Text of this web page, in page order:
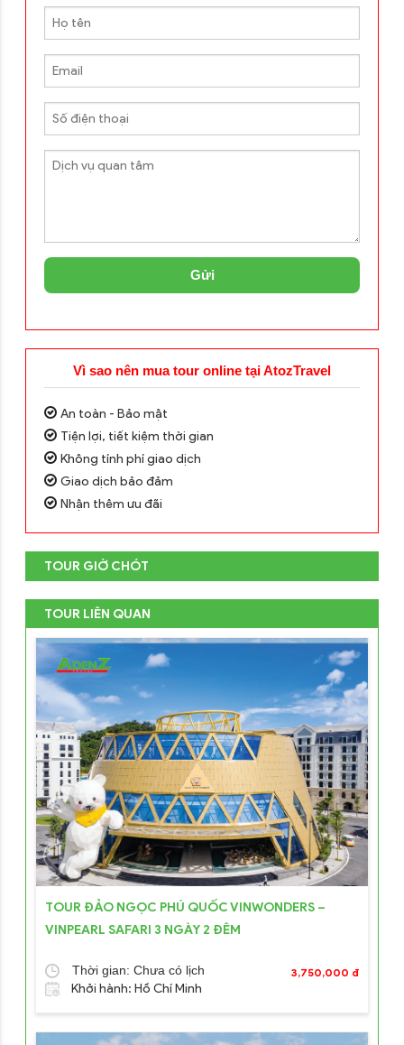
Gửi
Vì sao nên mua tour online tại AtozTravel
An toàn - Bảo mật
Tiện lợi, tiết kiệm thời gian
Không tính phí giao dịch
Giao dịch bảo đảm
Nhận thêm ưu đãi
TOUR GIỜ CHÓT
TOUR LIÊN QUAN
TOUR ĐẢO NGỌC PHÚ QUỐC VINWONDERS –
VINPEARL SAFARI 3 NGÀY 2 ĐÊM
Thời gian: Chưa có lịch
Khởi hành: Hồ Chí Minh
3,750,000 đ